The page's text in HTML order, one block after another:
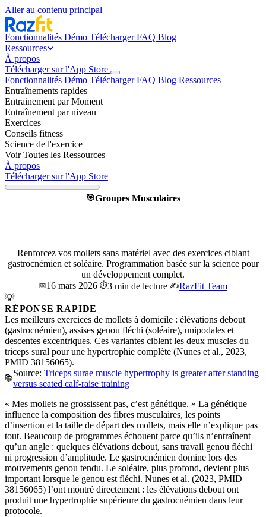
Aller au contenu principal
Fonctionnalités Démo TéléchargerFAQ Blog
Ressources
À propos
Télécharger sur l'App Store
Fonctionnalités Démo TéléchargerFAQ Blog Ressources
Entraînements rapides
Entrainement par Moment
Entraînement par niveau
Exercices
Conseils fitness
Science de l'exercice
Voir Toutes les Ressources
À propos
Télécharger sur l'App Store
🎯Groupes Musculaires
Renforcez vos mollets sans matériel avec des exercices ciblant
gastrocnémien et soléaire. Programmation basée sur la science pour
un développement complet.
📅16 mars 2026 ⏱️3 min de lecture ✍️RazFit Team
💡
RÉPONSE RAPIDE
Les meilleurs exercices de mollets à domicile : élévations debout
(gastrocnémien), assises genou fléchi (soléaire), unipodales et
descentes excentriques. Ces variantes ciblent les deux muscles du
triceps sural pour une hypertrophie complète (Nunes et al., 2023,
PMID 38156065).
📚Source: Triceps surae muscle hypertrophy is greater after standing
versus seated calf-raise training
« Mes mollets ne grossissent pas, c’est génétique. » La génétique
influence la composition des fibres musculaires, les points
d’insertion et la taille de départ des mollets, mais elle n’explique pas
tout. Beaucoup de programmes échouent parce qu’ils n’entraînent
qu’un angle : quelques élévations debout, sans travail genou fléchi
ni progression d’amplitude. Le gastrocnémien domine lors des
mouvements genou tendu. Le soléaire, plus profond, devient plus
important lorsque le genou est fléchi. Nunes et al. (2023, PMID
38156065) l’ont montré directement : les élévations debout ont
produit une hypertrophie supérieure du gastrocnémien dans leur
protocole.